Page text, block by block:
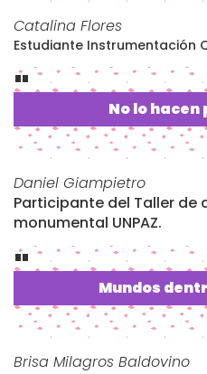
Catalina Flores
Estudiante Instrumentación
No lo
Daniel Giampietro
Participante del Taller de
monumental UNPAZ.
Mundos
Brisa Milagros Baldovino